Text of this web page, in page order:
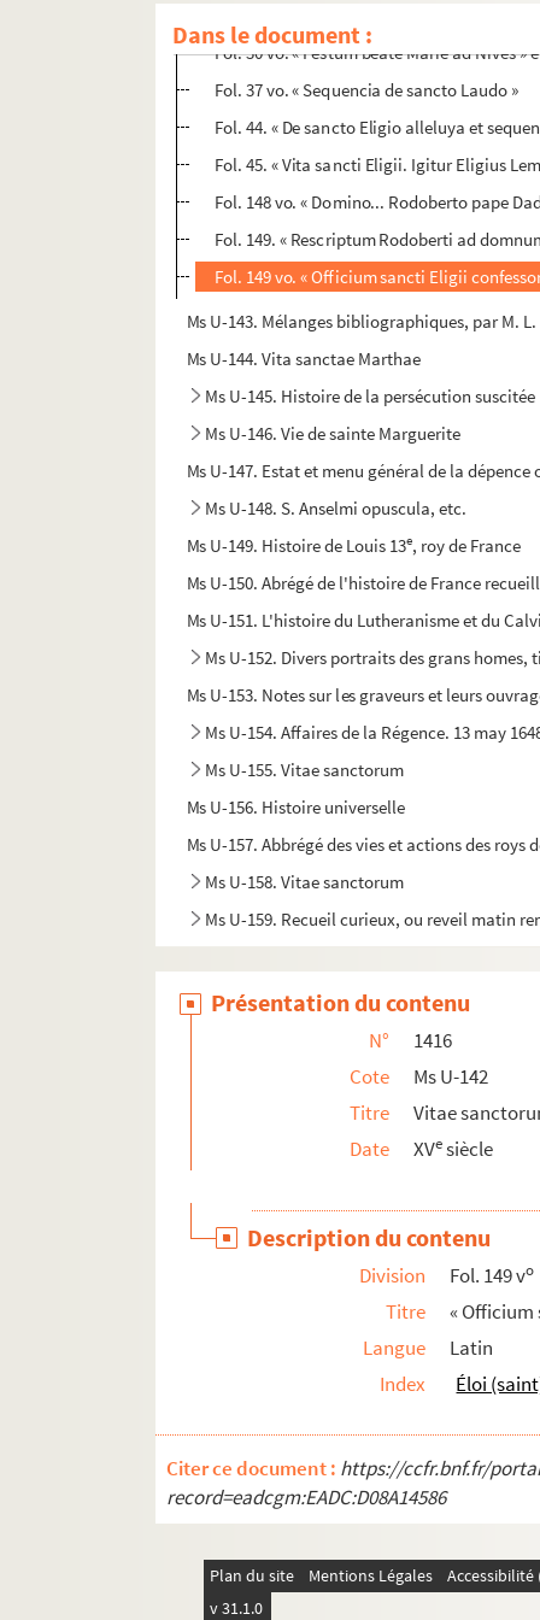
Dans le document :
Fol. 30 vo. « Festum beate Marie ad Nives
Fol. 37 vo. « Sequencia de sancto Laudo »
Fol. 44. « De sancto Eligio alleluya et
Fol. 45. « Vita sancti Eligii. Igitur Eligius
Fol. 148 vo. « Domino... Rodoberto pape
Fol. 149. « Rescriptum Rodoberti ad
Fol. 149 vo. « Officium sancti Eligii
Ms U-143. Mélanges bibliographiques, par M.
Ms U-144. Vita sanctae Marthae
Ms U-145. Histoire de la persécution
Ms U-146. Vie de sainte Marguerite
Ms U-147. Estat et menu général de la
Ms U-148. S. Anselmi opuscula, etc.
Ms U-149. Histoire de Louis 13e, roy de France
Ms U-150. Abrégé de l'histoire de France
Ms U-151. L'histoire du Lutheranisme et du
Ms U-152. Divers portraits des grans
Ms U-153. Notes sur les graveurs et leurs
Ms U-154. Affaires de la Régence. 13 may
Ms U-155. Vitae sanctorum
Ms U-156. Histoire universelle
Ms U-157. Abbrégé des vies et actions des roys
Ms U-158. Vitae sanctorum
Ms U-159. Recueil curieux, ou reveil matin
Présentation du contenu
N°
1416
Cote
Ms U-142
Titre
Vitae
Date
XVesiècle
Description du contenu
Division Fol. 149 vo
Titre
« Officium
Langue
Latin
Index
Éloi
Citer ce document : https://ccfr.bnf.fr/
record=eadcgm:EADC:D08A14586
Plan du site Mentions Légales
v 31.1.0